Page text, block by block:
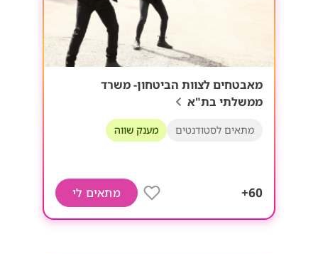
מאבטחים לצוות הביטחון- משרד
ממשלתי בת"א
מתאים לסטודנטים מענק שווה
60+ מתאים לי